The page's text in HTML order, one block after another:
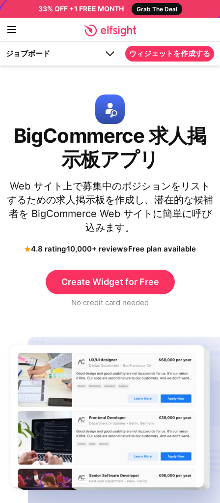
33% OFF +1 FREE MONTH Grab The Deal
ジョブボード ウィジェットを作成する
BigCommerce 求人掲
示板アプリ
Web サイト上で募集中のポジションをリスト
するための求人掲示板を作成し、潜在的な候補
者を BigCommerce Web サイトに簡単に呼び
込みます。
4.8 rating10,000+ reviewsFree plan available
Create Widget for Free
No credit card needed